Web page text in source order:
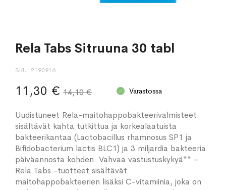
Rela Tabs Sitruuna 30 tabl
SKU 2190916
11,30 € 14,10 € Varastossa
Uudistuneet Rela-maitohappobakteerivalmisteet
sisältävät kahta tutkittua ja korkealaatuista
bakteerikantaa (Lactobacillus rhamnosus SP1 ja
Bifidobacterium lactis BLC1) ja 3 miljardia bakteeria
päiväannosta kohden. Vahvaa vastustuskykyä** –
Rela Tabs -tuotteet sisältävät
maitohappobakteerien lisäksi C-vitamiinia, joka on